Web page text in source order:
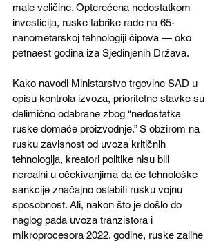
male veličine. Opterećena nedostatkom
investicija, ruske fabrike rade na 65-
nanometarskoj tehnologiji čipova — oko
petnaest godina iza Sjedinjenih Država.
Kako navodi Ministarstvo trgovine SAD u
opisu kontrola izvoza, prioritetne stavke su
delimično odabrane zbog “nedostatka
ruske domaće proizvodnje.” S obzirom na
rusku zavisnost od uvoza kritičnih
tehnologija, kreatori politike nisu bili
nerealni u očekivanjima da će tehnološke
sankcije značajno oslabiti rusku vojnu
sposobnost. Ali, nakon što je došlo do
naglog pada uvoza tranzistora i
mikroprocesora 2022. godine, ruske zalihe